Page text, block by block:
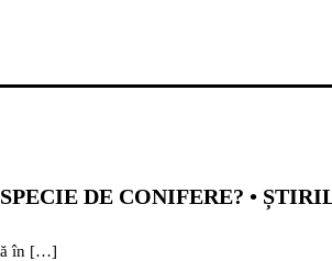
DE CONIFERE? •
în […]